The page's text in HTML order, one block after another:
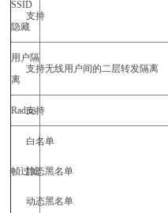
SSID
隐藏
支持
用户隔
离
支持无线用户间的二层转发隔离
Radius
支持
帧过滤
白名单
静态黑名单
动态黑名单